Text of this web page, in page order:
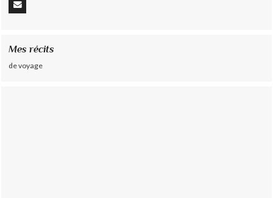
Mes récits
de voyage